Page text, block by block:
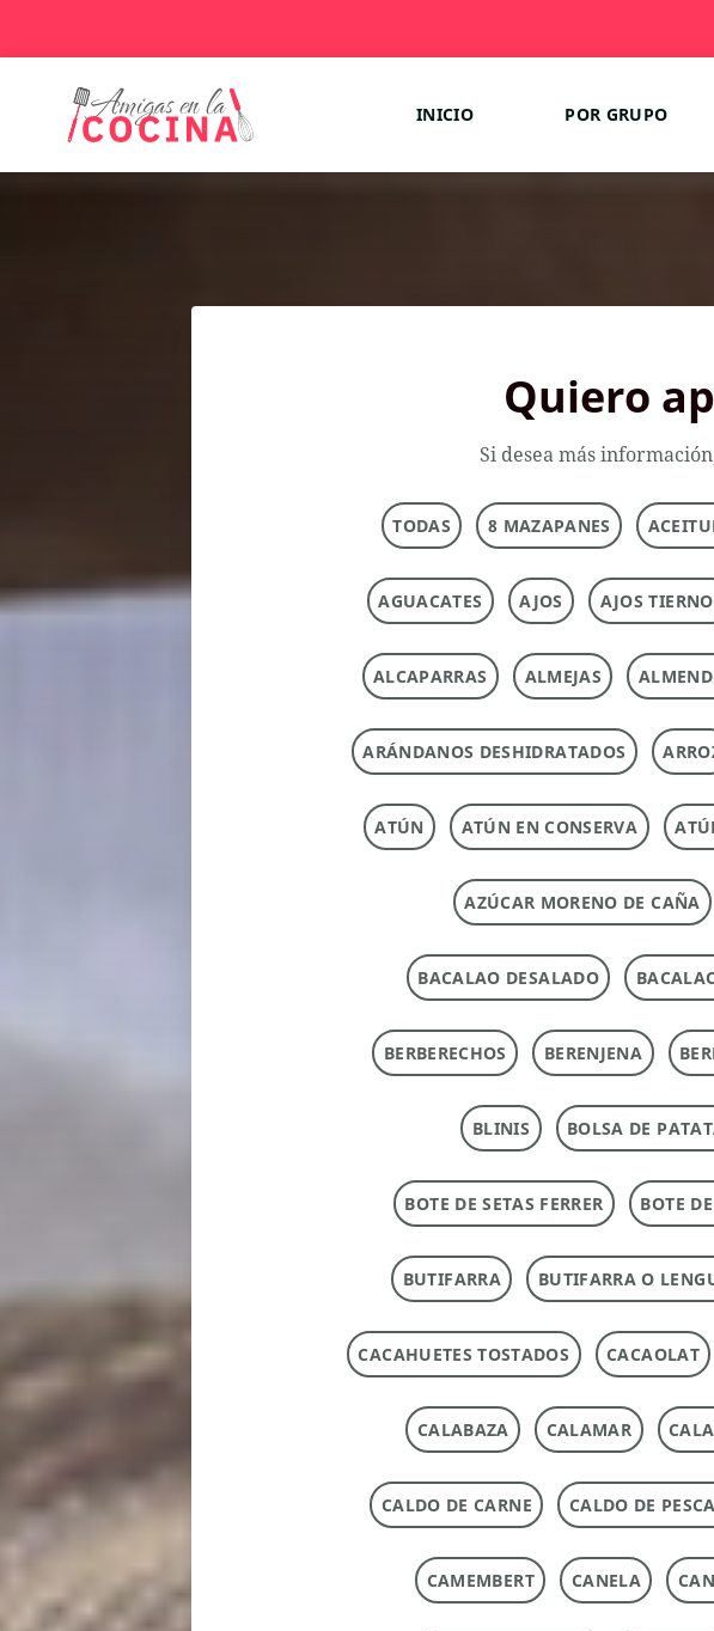
INICIO POR GRUPO
Quiero
Si desea más
TODAS 8 MAZAPANES
AGUACATES AJOS AJOS
ALCAPARRAS ALMEJAS
ARÁNDANOS DESHIDRATADOS
ATÚN ATÚN EN CONSERVA
AZÚCAR MORENO DE CAÑA
BACALAO DESALADO
BERBERECHOS BERENJENA
BLINIS BOLSA DE
BOTE DE SETAS FERRER BOTE
BUTIFARRA BUTIFARRA O
CACAHUETES TOSTADOS CACAOLAT
CALABAZA CALAMAR
CALDO DE CARNE CALDO DE
CAMEMBERT CANELA